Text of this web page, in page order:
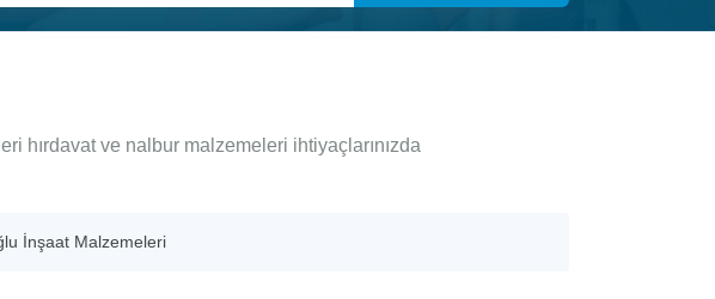
hırdavat ve nalbur malzemeleri ihtiyaçlarınızda
İnşaat Malzemeleri